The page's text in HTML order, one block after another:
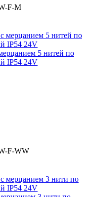
F-М
5 нитей по
IP54 24V
F-WW